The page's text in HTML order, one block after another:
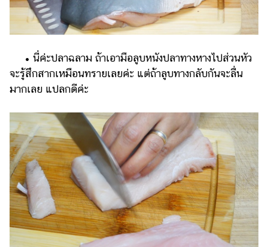
• นี่ค่ะปลาฉลาม ถ้าเอามือลูบหนังปลาทางหางไปส่วนหัว
จะรู้สึกสากเหมือนทรายเลยค่ะ แต่ถ้าลูบทางกลับกันจะลื่น
มากเลย แปลกดีค่ะ